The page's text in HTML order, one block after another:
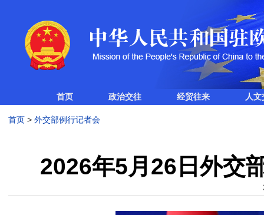
首页 政治交往 经贸往来 人
首页> 外交部例行记者会
2026年5月26日外交